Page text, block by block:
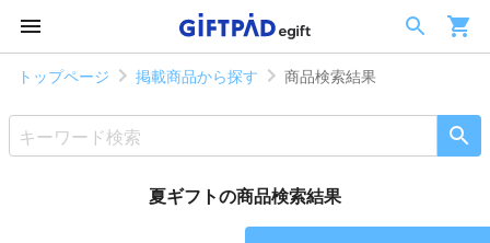
トップページ 掲載商品から探す 商品検索結果
夏ギフトの商品検索結果